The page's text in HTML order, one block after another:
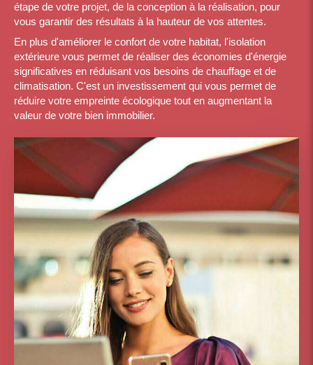
étape de votre projet, de la conception à la réalisation, pour
vous garantir des résultats à la hauteur de vos attentes.
En plus d'améliorer le confort de votre habitat, l'isolation
extérieure vous permet de réaliser des économies d'énergie
significatives en réduisant vos besoins de chauffage et de
climatisation. C'est un investissement qui vous permet de
réduire votre empreinte écologique tout en augmentant la
valeur de votre bien immobilier.